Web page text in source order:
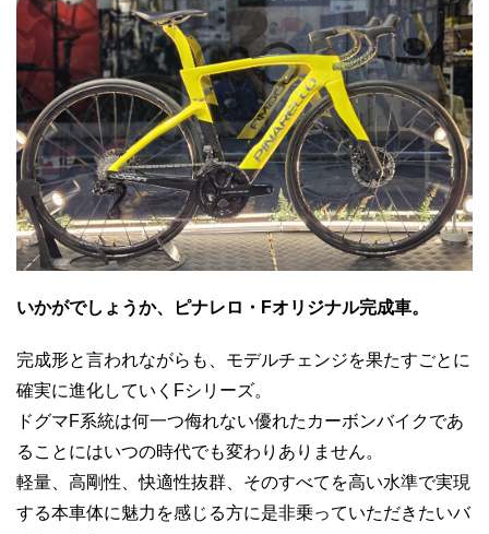
いかがでしょうか、ピナレロ・Fオリジナル完成車。
完成形と言われながらも、モデルチェンジを果たすごとに
確実に進化していくFシリーズ。
ドグマF系統は何一つ侮れない優れたカーボンバイクであ
ることにはいつの時代でも変わりありません。
軽量、高剛性、快適性抜群、そのすべてを高い水準で実現
する本車体に魅力を感じる方に是非乗っていただきたいバ